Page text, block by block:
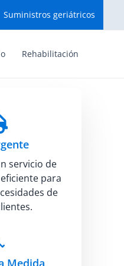
Suministros geriátricos
Rehabilitación
servicio de
para
de
Medida